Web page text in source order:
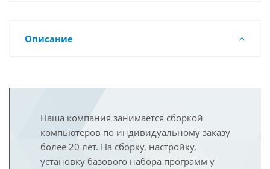
Описание
Наша компания занимается сборкой
компьютеров по индивидуальному заказу
более 20 лет. На сборку, настройку,
установку базового набора программ у